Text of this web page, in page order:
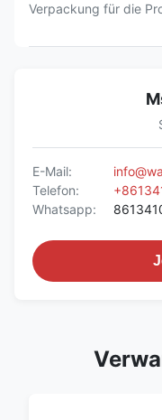
Verpackung für die
E-Mail:
Telefon:
Whatsapp: